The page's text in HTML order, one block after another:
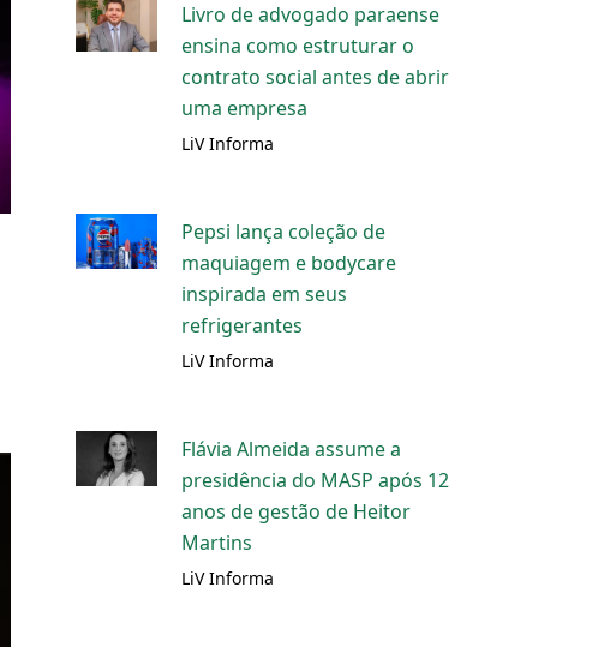
Livro de advogado paraense
ensina como estruturar o
contrato social antes de abrir
uma empresa
LiV Informa
Pepsi lança coleção de
maquiagem e bodycare
inspirada em seus
refrigerantes
LiV Informa
Flávia Almeida assume a
presidência do MASP após 12
anos de gestão de Heitor
Martins
LiV Informa